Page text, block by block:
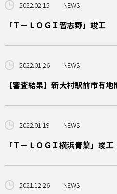
2022.02.15 NEWS
「Ｔ－ＬＯＧＩ習志野」竣工
2022.01.26 NEWS
【審査結果】新大村駅前市有
2022.01.19 NEWS
「Ｔ－ＬＯＧＩ横浜青葉」竣工
2021.12.26 NEWS